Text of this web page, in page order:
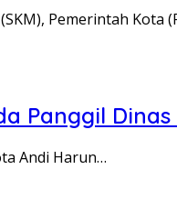
Pemerintah Kota
Panggil Dinas
Andi Harun…